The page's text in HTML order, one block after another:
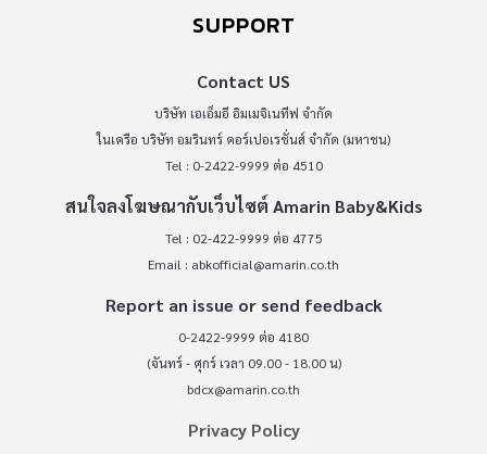
SUPPORT
Contact US
บริษัท เอเอ็มอี อิมเมจิเนทีฟ จำกัด
ในเครือ บริษัท อมรินทร์ คอร์เปอเรชั่นส์ จำกัด (มหาชน)
Tel : 0-2422-9999 ต่อ 4510
สนใจลงโฆษณากับเว็บไซต์ Amarin Baby&Kids
Tel : 02-422-9999 ต่อ 4775
Email : abkofficial@amarin.co.th
Report an issue or send feedback
0-2422-9999 ต่อ 4180
(จันทร์ - ศุกร์ เวลา 09.00 - 18.00 น)
bdcx@amarin.co.th
Privacy Policy